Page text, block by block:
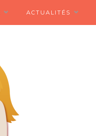
ACTUALITÉS